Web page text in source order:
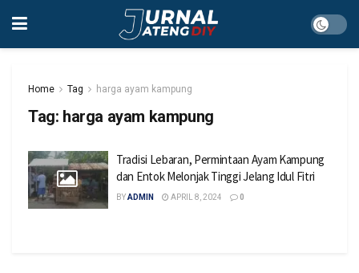
Home Tag harga ayam kampung
Tag: harga ayam kampung
Tradisi Lebaran, Permintaan Ayam Kampung
dan Entok Melonjak Tinggi Jelang Idul Fitri
BYADMIN APRIL 8, 2024 0